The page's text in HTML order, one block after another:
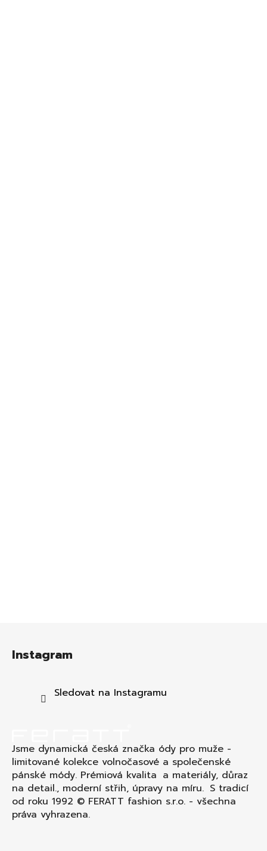
Instagram
Sledovat na Instagramu
Jsme dynamická česká značka ódy pro muže -
limitované kolekce volnočasové a společenské
pánské módy. Prémiová kvalita a materiály, důraz
na detail., moderní střih, úpravy na míru. S tradicí
od roku 1992 © FERATT fashion s.r.o. - všechna
práva vyhrazena.